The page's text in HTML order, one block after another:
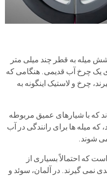
میله به قطر چند میلی متر
یک چرخ آب قدیمی. هنگامی که
چرخ و لاستیک اینگونه به
که با شیارهای عمیق مربوطه
که میله ها برای رانندگی در آب
شوند.
که احتمالاً بسیاری از
جدی نمی گیرند. در آلمان، سوئد و